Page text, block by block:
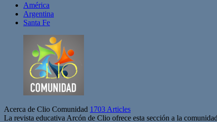
América
Argentina
Santa Fe
Acerca de Clio Comunidad 1703 Articles
La revista educativa Arcón de Clio ofrece esta sección a la